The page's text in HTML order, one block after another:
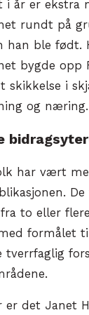
i år er ekstra
rundt på
han ble født.
bygde opp
skikkelse i
og næring.
har vært
De
to eller
formålet
tverrfaglig
er det Janet